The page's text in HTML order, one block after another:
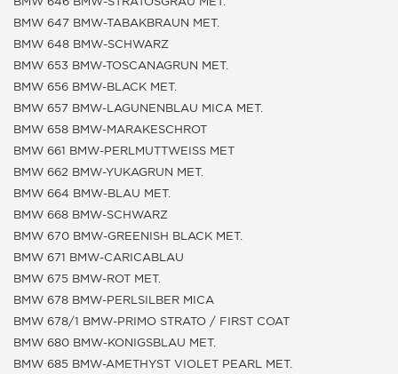
BMW 647 BMW-TABAKBRAUN MET.
BMW 648 BMW-SCHWARZ
BMW 653 BMW-TOSCANAGRUN MET.
BMW 656 BMW-BLACK MET.
BMW 657 BMW-LAGUNENBLAU MICA MET.
BMW 658 BMW-MARAKESCHROT
BMW 661 BMW-PERLMUTTWEISS MET
BMW 662 BMW-YUKAGRUN MET.
BMW 664 BMW-BLAU MET.
BMW 668 BMW-SCHWARZ
BMW 670 BMW-GREENISH BLACK MET.
BMW 671 BMW-CARICABLAU
BMW 675 BMW-ROT MET.
BMW 678 BMW-PERLSILBER MICA
BMW 678/1 BMW-PRIMO STRATO / FIRST COAT
BMW 680 BMW-KONIGSBLAU MET.
BMW 685 BMW-AMETHYST VIOLET PEARL MET.